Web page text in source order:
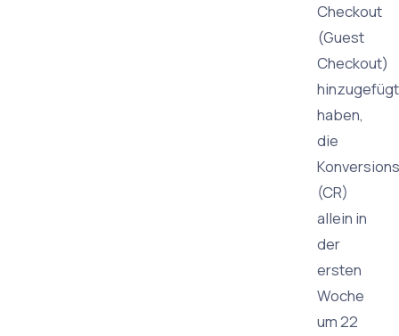
Checkout
(Guest
Checkout)
hinzugefügt
haben,
die
(CR)
allein in
der
ersten
Woche
um 22